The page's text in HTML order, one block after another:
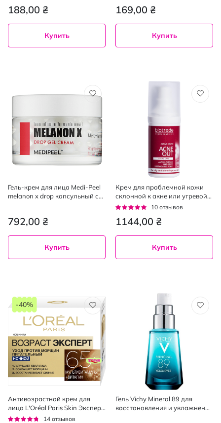
мл
188,00 ₴
Купить
169,00 ₴
Купить
Гель-крем для лица Medi-Peel
melanon x drop капсульный с
792,00 ₴
Купить
Крем для проблемной кожи
склонной к акне или угревой
сыпи Biotrade ACNE OUT 30 мл
Рейтинг:
10 отзывов
1144,00 ₴
Купить
Антивозрастной крем для
лица L'Oréal Paris Skin Эксперт
65+ ночной, 50 мл
Рейтинг:
14 отзывов
-40%
Гель Vichy Mineral 89 для
восстановления и увлажнения